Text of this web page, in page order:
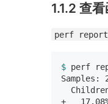
1.1.2 查
perf report
$ perf
Samples:
+